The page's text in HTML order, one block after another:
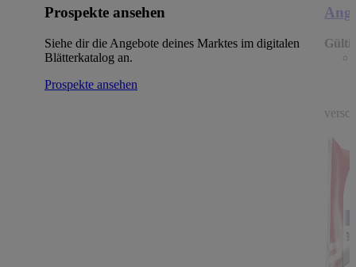
Prospekte ansehen
Siehe dir die Angebote deines Marktes im digitalen
Blätterkatalog an.
Prospekte ansehen